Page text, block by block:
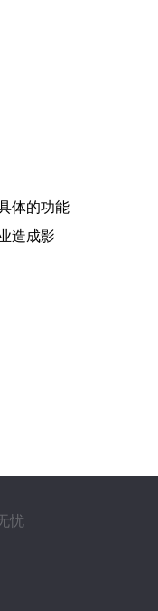
体的功能
造成影
忧